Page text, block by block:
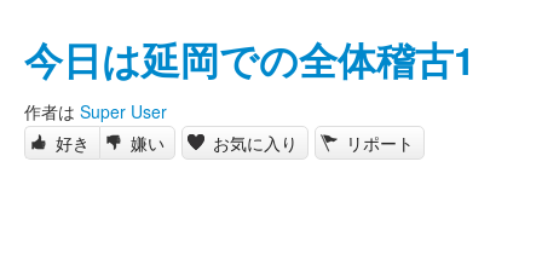
今日は延岡での全体稽古1
作者は Super User
好き
嫌い お気に入り リポート